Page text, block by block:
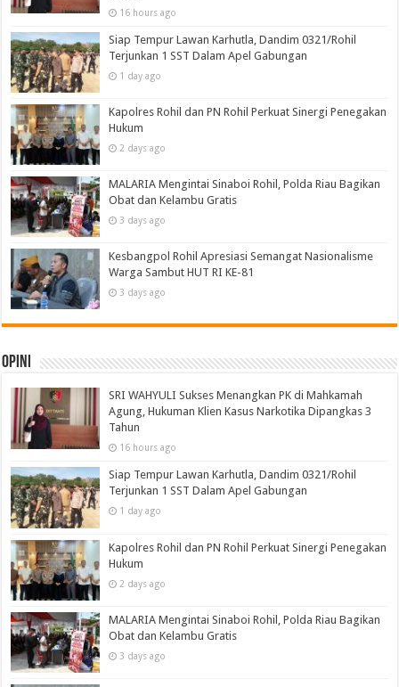
16 hours ago
Siap Tempur Lawan Karhutla, Dandim 0321/Rohil
Terjunkan 1 SST Dalam Apel Gabungan
1 day ago
Kapolres Rohil dan PN Rohil Perkuat Sinergi Penegakan
Hukum
2 days ago
MALARIA Mengintai Sinaboi Rohil, Polda Riau Bagikan
Obat dan Kelambu Gratis
3 days ago
Kesbangpol Rohil Apresiasi Semangat Nasionalisme
Warga Sambut HUT RI KE-81
3 days ago
Opini
SRI WAHYULI Sukses Menangkan PK di Mahkamah
Agung, Hukuman Klien Kasus Narkotika Dipangkas 3
Tahun
16 hours ago
Siap Tempur Lawan Karhutla, Dandim 0321/Rohil
Terjunkan 1 SST Dalam Apel Gabungan
1 day ago
Kapolres Rohil dan PN Rohil Perkuat Sinergi Penegakan
Hukum
2 days ago
MALARIA Mengintai Sinaboi Rohil, Polda Riau Bagikan
Obat dan Kelambu Gratis
3 days ago